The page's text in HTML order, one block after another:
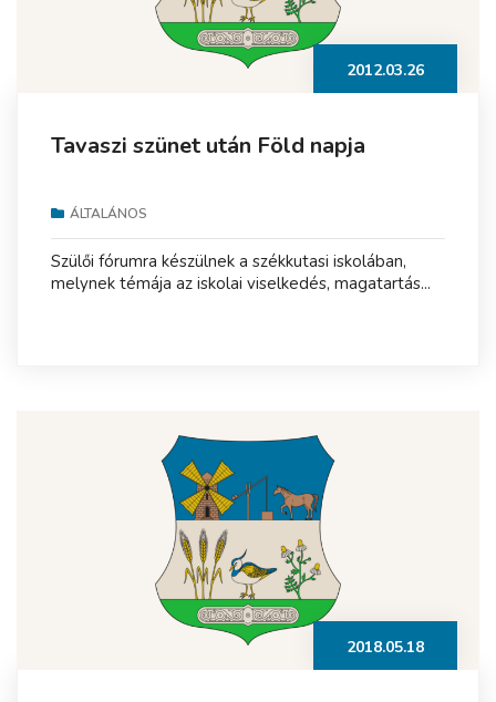
2012.03.26
Tavaszi szünet után Föld napja
ÁLTALÁNOS
Szülői fórumra készülnek a székkutasi iskolában,
melynek témája az iskolai viselkedés, magatartás...
2018.05.18